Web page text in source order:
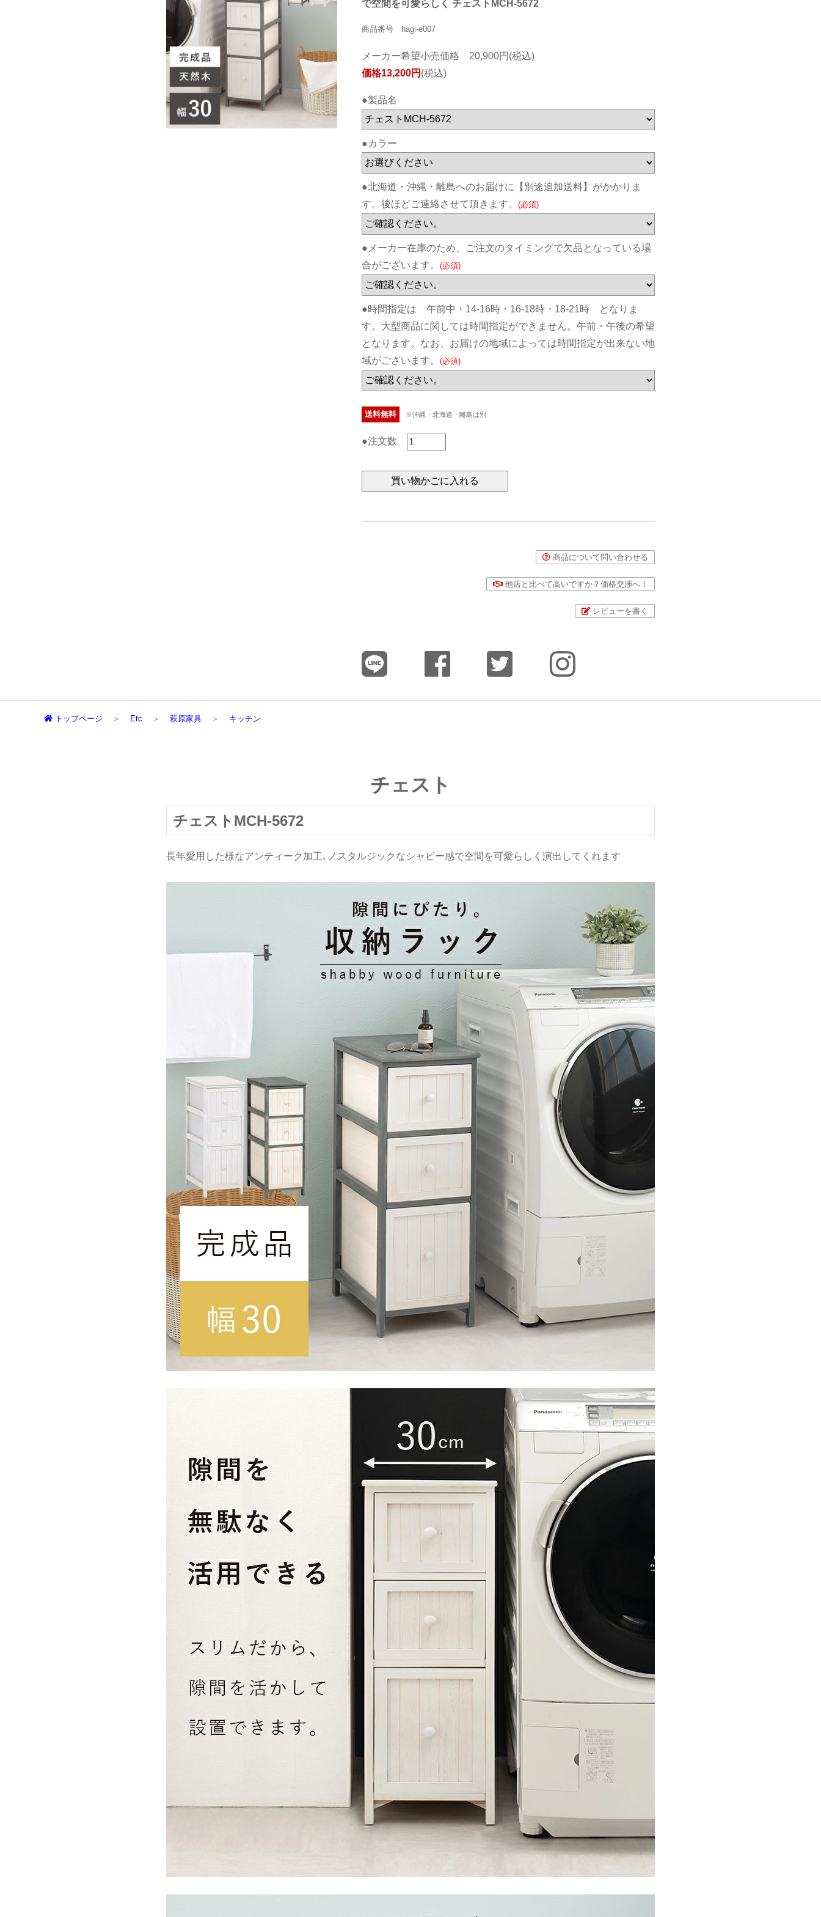
で空間を可愛らしく チェストMCH-5672
商品番号 hagi-e007
メーカー希望小売価格 20,900円(税込)
価格13,200円 (税込)
●製品名
●カラー
●北海道・沖縄・離島へのお届けに【別途追加送料】がかかりま
す。後ほどご連絡させて頂きます。 (必須)
●メーカー在庫のため、ご注文のタイミングで欠品となっている場
合がございます。 (必須)
●時間指定は 午前中・14-16時・16-18時・18-21時 となりま
す。大型商品に関しては時間指定ができません。午前・午後の希望
となります。なお、お届けの地域によっては時間指定が出来ない地
域がございます。 (必須)
送料無料 ※沖縄・北海道・離島は別
●注文数
商品について問い合わせる
他店と比べて高いですか？価格交渉へ！
レビューを書く
トップページ Etc 萩原家具 キッチン
チェスト
チェストMCH-5672
長年愛用した様なアンティーク加工､ノスタルジックなシャビー感で空間を可愛らしく演出してくれます